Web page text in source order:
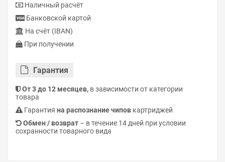
Наличный расчёт
Банковской картой
На счёт (IBAN)
При получении
Гарантия
От 3 до 12 месяцев, в зависимости от категории
товара
Гарантия на распознание чипов картриджей
Обмен / возврат – в течение 14 дней при условии
сохранности товарного вида